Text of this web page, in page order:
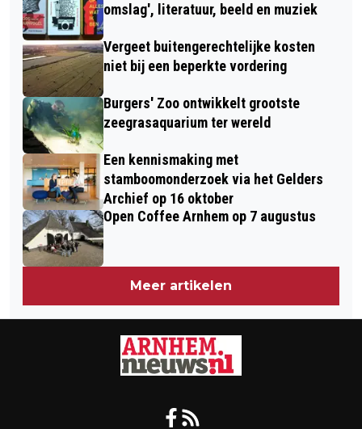
omslag', literatuur, beeld en muziek
Vergeet buitengerechtelijke kosten
niet bij een beperkte vordering
Burgers' Zoo ontwikkelt grootste
zeegrasaquarium ter wereld
Een kennismaking met
stamboomonderzoek via het Gelders
Archief op 16 oktober
Open Coffee Arnhem op 7 augustus
Meer artikelen